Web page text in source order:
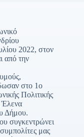
2022, στον
από την
στο 1ο
Πολιτικής
Έλενα
Δήμου.
συγκεντρώνει
μας